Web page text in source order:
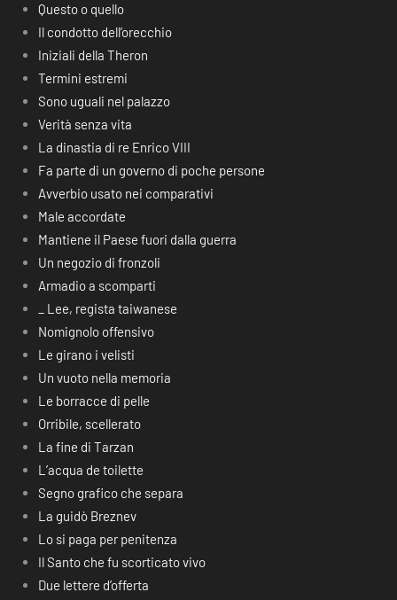
Questo o quello
Il condotto dell’orecchio
Iniziali della Theron
Termini estremi
Sono uguali nel palazzo
Verità senza vita
La dinastia di re Enrico VIII
Fa parte di un governo di poche persone
Avverbio usato nei comparativi
Male accordate
Mantiene il Paese fuori dalla guerra
Un negozio di fronzoli
Armadio a scomparti
_ Lee, regista taiwanese
Nomignolo offensivo
Le girano i velisti
Un vuoto nella memoria
Le borracce di pelle
Orribile, scellerato
La fine di Tarzan
L’acqua de toilette
Segno grafico che separa
La guidò Breznev
Lo si paga per penitenza
Il Santo che fu scorticato vivo
Due lettere d’offerta